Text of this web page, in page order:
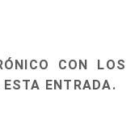
CON LOS
ENTRADA.